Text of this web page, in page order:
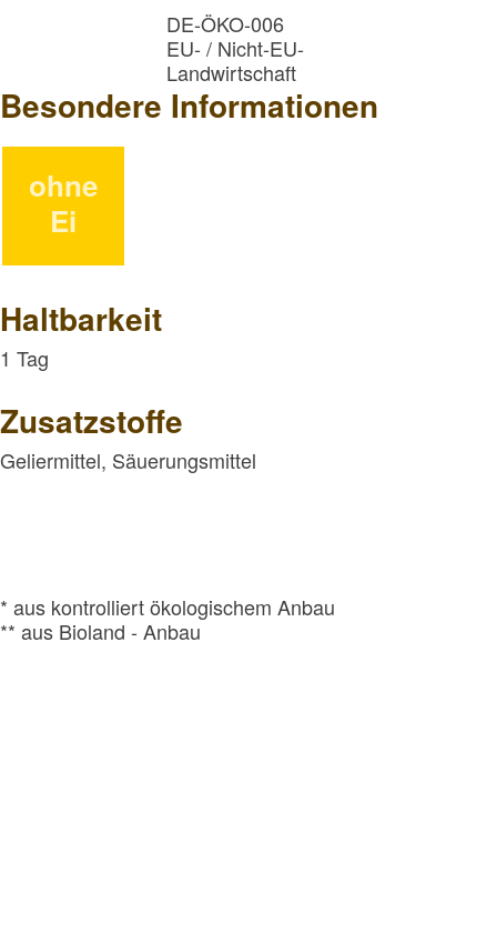
Besondere Informationen
Haltbarkeit
1 Tag
Zusatzstoffe
Geliermittel, Säuerungsmittel
* aus kontrolliert ökologischem Anbau
** aus Bioland - Anbau
DE-ÖKO-006
EU- / Nicht-EU-
Landwirtschaft
ohne
Ei